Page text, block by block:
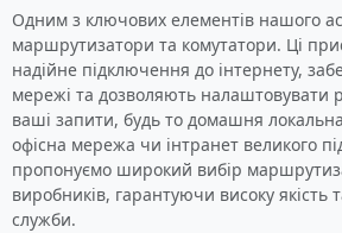
Одним з ключових елементів нашого
маршрутизатори та комутатори. Ці
надійне підключення до інтернету,
мережі та дозволяють налаштовувати
ваші запити, будь то домашня
офісна мережа чи інтранет великого
пропонуємо широкий вибір
виробників, гарантуючи високу якість
служби.